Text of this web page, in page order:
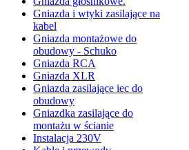
Gniazda i wtyki zasilające na
kabel
Gniazda montażowe do
obudowy - Schuko
Gniazda RCA
Gniazda XLR
Gniazda zasilające iec do
obudowy
Gniazdka zasilające do
montażu w ścianie
Instalacja 230V